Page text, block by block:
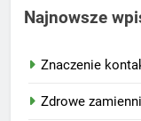
Najnowsze
Znaczenie
Zdrowe